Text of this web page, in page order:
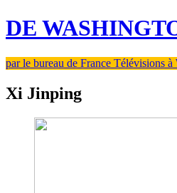
DE
par le bureau de France Télévisions
Xi Jinping